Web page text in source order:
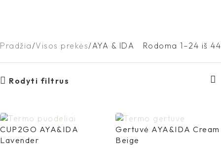
Pradžia Visos prekės AYA & IDA Rodoma 1–24 iš 44
Rodyti filtrus
CUP2GO AYA&IDA
Lavender
Gertuvė AYA&IDA Cream
Beige